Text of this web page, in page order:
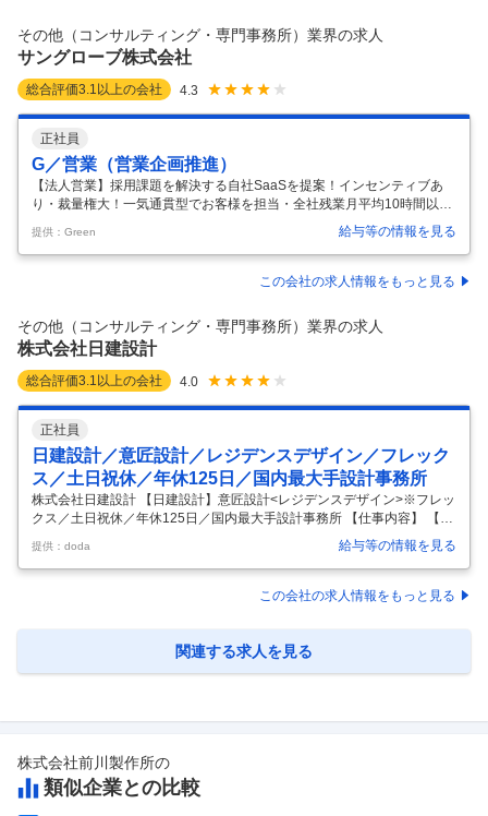
ン紹介サービス ■具体的な業務 （1）スーモカウンターのサービス利用
を検討するお客様に対し、以下の業務を担当いただきます。 ・来場予約
促進（受…
その他（コンサルティング・専門事務所）業界の求人
サングローブ株式会社
総合評価3.1 以上の会社 4.3
正社員
G／営業（営業企画推進）
【法人営業】採用課題を解決する自社SaaSを提案！インセンティブあ
り・裁量権大！一気通貫型でお客様を担当・全社残業月平均10時間以下
／年間休日125日以上／完全週休2日制（土日祝休み）／BtoB SaaS企業
サングローブ株式会社 - 常に最先端であり続け、クライアントの想像を
超える価値を創出する 仕事内容 当社は「技術はあるけど知られていな
い、中小企業や個人事業主を支援する」という強いミッションを掲げ、
る飛躍に向けた事業成長と組織の進化を見据え、営業戦略の立案から企
画の設計までを牽引する、ビジネスの中枢を担うコアメンバ
提供：Green 給与等の情報を見る
この会社の求人情報をもっと見る
その他（コンサルティング・専門事務所）業界の求人
株式会社日建設計
総合評価3.1 以上の会社 4.0
正社員
日建設計／意匠設計／レジデンスデザイン／フレック
ス／土日祝休／年休125日／国内最大手設計事務所
株式会社日建設計 【日建設計】意匠設計<レジデンスデザイン>※フレッ
クス／土日祝休／年休125日／国内最大手設計事務所 【仕事内容】 【日
建設計】意匠設計<レジデンスデザイン>※フレックス／土日祝休／年休
125日／国内最大手設計事務所 【具体的な仕事内容】 ～年間休日125日
／国内外に拠点を設け、日本を代表する大手設計事務所～ ■業務内容 当
社が取り組むプロジェクトに、設計担当の一人として参画いただきま
す。 担当プロジェクトは、その時点の状況によるために確定できません
が、ご経験や希望等を踏まえて決定します。 入社時にレジデンス、
提供：doda 給与等の情報を見る
この会社の求人情報をもっと見る
関連する求人を見る
株式会社前川製作所の
類似企業との比較